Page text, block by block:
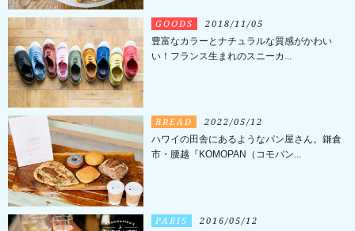
GOODS 2018/11/05
豊富なカラーとナチュラルな質感がかわい
い！フランス生まれのスニーカ...
BREAD 2022/05/12
ハワイの田舎にあるようなパン屋さん。鎌倉
市・腰越『KOMOPAN（コモパン...
PARIS 2016/05/12